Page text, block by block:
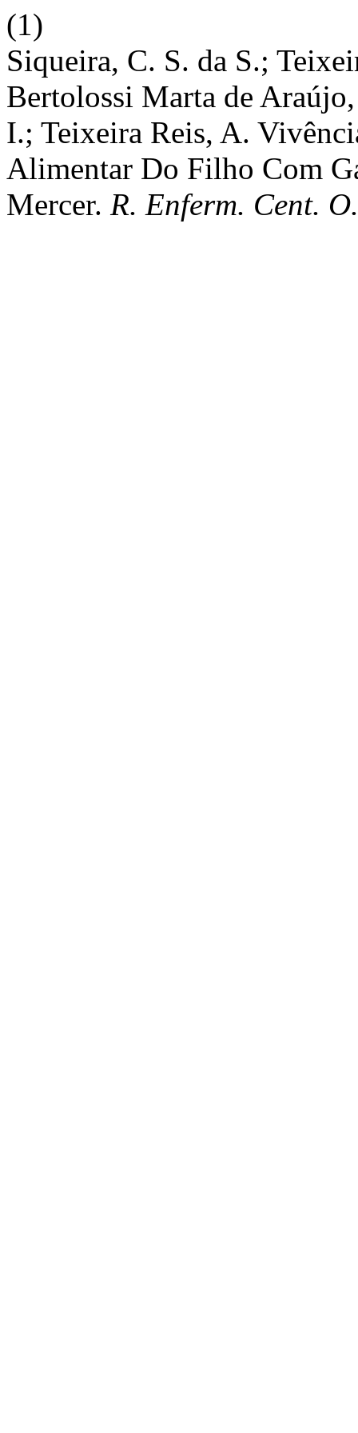
(1)
Siqueira, C. S. da S.;
Bertolossi Marta de
I.; Teixeira Reis, A.
Alimentar Do Filho Com
Mercer. R. Enferm. Cent.